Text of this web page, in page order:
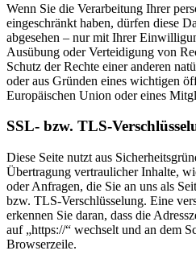
Wenn Sie die Verarbeitung Ihrer
eingeschränkt haben, dürfen diese
abgesehen – nur mit Ihrer
Ausübung oder Verteidigung von
Schutz der Rechte einer anderen
oder aus Gründen eines wichtigen
Europäischen Union oder eines
SSL- bzw. TLS-
Diese Seite nutzt aus
Übertragung vertraulicher Inhalte,
oder Anfragen, die Sie an uns als
bzw. TLS-Verschlüsselung. Eine
erkennen Sie daran, dass die
auf „https://“ wechselt und an dem
Browserzeile.